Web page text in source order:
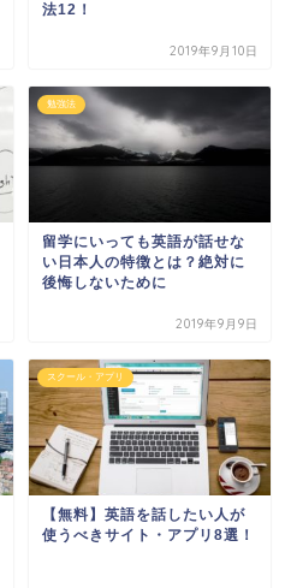
法12！
2019年9月10日
勉強法
留学にいっても英語が話せな
い日本人の特徴とは？絶対に
後悔しないために
2019年9月9日
スクール・アプリ
【無料】英語を話したい人が
使うべきサイト・アプリ8選！